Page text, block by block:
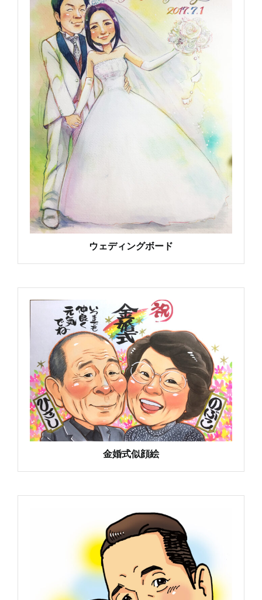
ウェディングボード
金婚式似顔絵